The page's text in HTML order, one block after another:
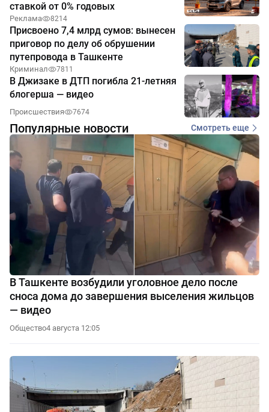
ставкой от 0% годовых
Реклама 8214
Присвоено 7,4 млрд сумов: вынесен
приговор по делу об обрушении
путепровода в Ташкенте
Криминал 7811
В Джизаке в ДТП погибла 21-летняя
блогерша — видео
Происшествия 7674
Популярные новости Смотреть еще
В Ташкенте возбудили уголовное дело после
сноса дома до завершения выселения жильцов
— видео
Общество4 августа 12:05